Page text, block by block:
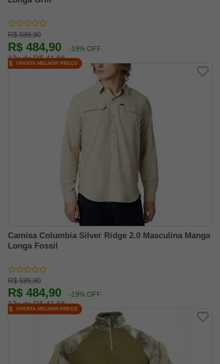
R$ 599,90
R$ 484,90 -19% OFF
12x de R$ 41,66
Camisa Columbia Silver Ridge 2.0 Masculina Manga
Longa Fossil
R$ 599,90
R$ 484,90 -19% OFF
12x de R$ 41,66
OFERTA MELHOR PREÇO
OFERTA MELHOR PREÇO